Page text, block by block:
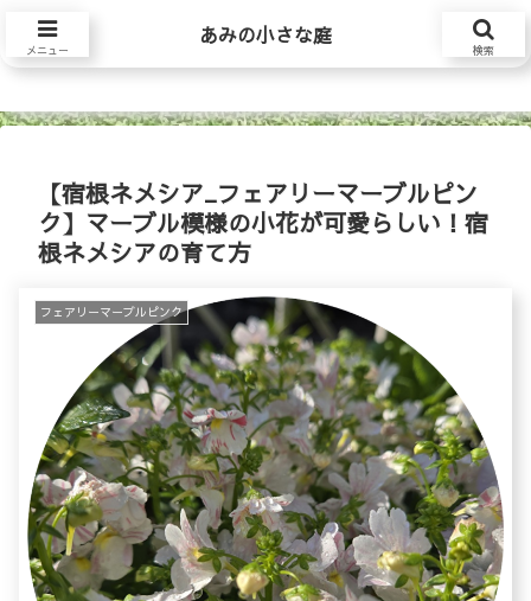
あみの小さな庭
【宿根ネメシア_フェアリーマーブルピン
ク】マーブル模様の小花が可愛らしい！宿
根ネメシアの育て方
フェアリーマーブルピンク
メニュー
あみの小さな庭
検索